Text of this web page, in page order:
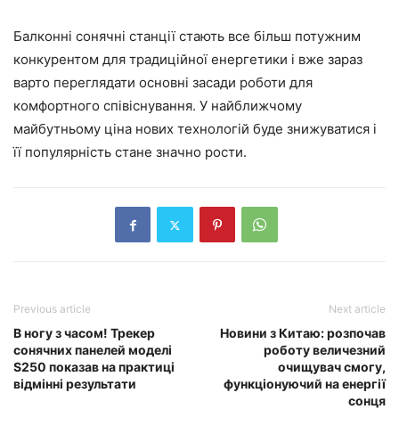
Балконні сонячні станції стають все більш потужним
конкурентом для традиційної енергетики і вже зараз
варто переглядати основні засади роботи для
комфортного співіснування. У найближчому
майбутньому ціна нових технологій буде знижуватися і
її популярність стане значно рости.
Previous article
В ногу з часом! Трекер
сонячних панелей моделі
S250 показав на практиці
відмінні результати
Next article
Новини з Китаю: розпочав
роботу величезний
очищувач смогу,
функціонуючий на енергії
сонця